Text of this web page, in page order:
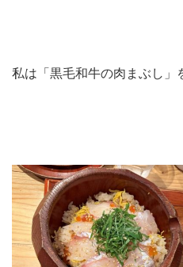
私は「黒毛和牛の肉まぶし